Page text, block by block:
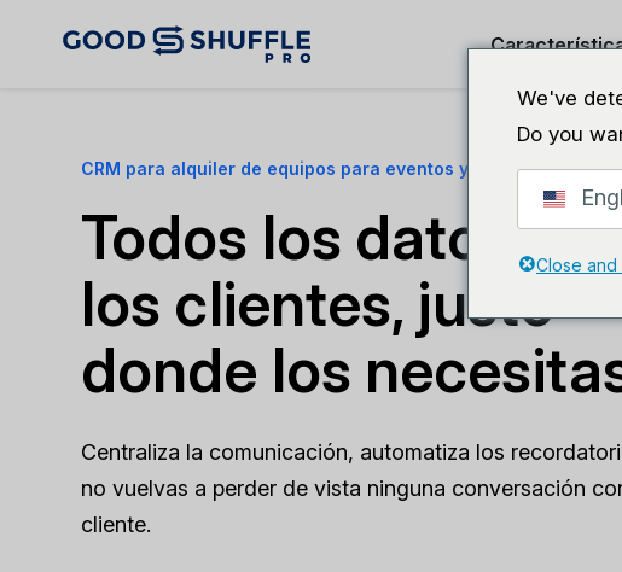
CRM para alquiler de equipos para eventos y gestión de
Todos los datos de
los clientes, justo
donde los
Centraliza la comunicación, automatiza los
no vuelvas a perder de vista ninguna conversación
cliente.
We've
Do you
Close